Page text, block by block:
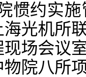
惯约实
光机所
现场会议
物院八所